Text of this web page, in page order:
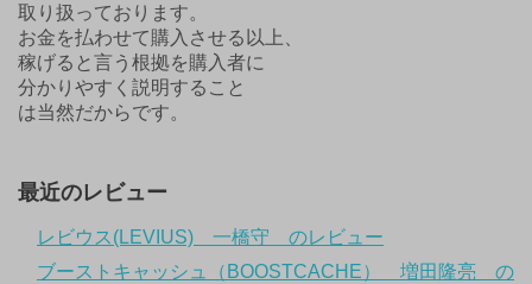
取り扱っております。
お金を払わせて購入させる以上、
稼げると言う根拠を購入者に
分かりやすく説明すること
は当然だからです。
最近のレビュー
レビウス(LEVIUS) 一橋守 のレビュー
ブーストキャッシュ（BOOSTCACHE） 増田隆亮 の